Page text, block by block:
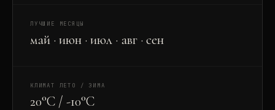
ЛУЧШИЕ МЕСЯЦЫ
май · июн · июл · авг · сен
КЛИМАТ ЛЕТО / ЗИМА
20°C / -10°C